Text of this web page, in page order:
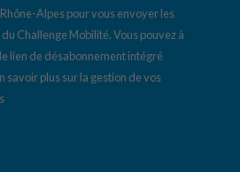
Alpes pour vous envoyer les
Challenge Mobilité. Vous pouvez à
lien de désabonnement intégré
savoir plus sur la gestion de vos